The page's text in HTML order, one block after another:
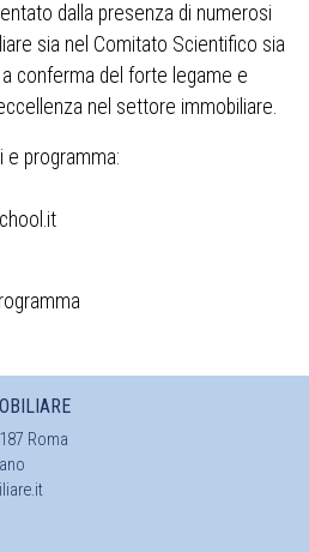
dalla presenza di numerosi
sia nel Comitato Scientifico sia
conferma del forte legame e
nel settore immobiliare.
e programma:
Roma